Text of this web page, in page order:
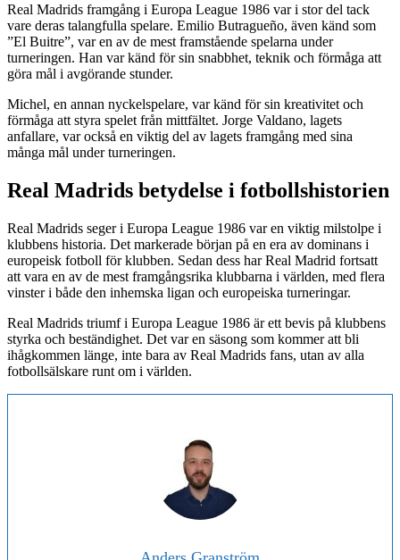
Real Madrids framgång i Europa League 1986 var i stor del tack
vare deras talangfulla spelare. Emilio Butragueño, även känd som
”El Buitre”, var en av de mest framstående spelarna under
turneringen. Han var känd för sin snabbhet, teknik och förmåga att
göra mål i avgörande stunder.
Michel, en annan nyckelspelare, var känd för sin kreativitet och
förmåga att styra spelet från mittfältet. Jorge Valdano, lagets
anfallare, var också en viktig del av lagets framgång med sina
många mål under turneringen.
Real Madrids betydelse i fotbollshistorien
Real Madrids seger i Europa League 1986 var en viktig milstolpe i
klubbens historia. Det markerade början på en era av dominans i
europeisk fotboll för klubben. Sedan dess har Real Madrid fortsatt
att vara en av de mest framgångsrika klubbarna i världen, med flera
vinster i både den inhemska ligan och europeiska turneringar.
Real Madrids triumf i Europa League 1986 är ett bevis på klubbens
styrka och beständighet. Det var en säsong som kommer att bli
ihågkommen länge, inte bara av Real Madrids fans, utan av alla
fotbollsälskare runt om i världen.